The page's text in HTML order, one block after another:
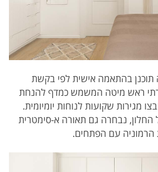
בהתאמה אישית לפי בקשת
ראש מיטה המשמש כמדף להנחת
מגירות שקועות לנוחות יומיומית.
נבחרה גם תאורה א-סימטרית
הרמוניה עם הפתחים.